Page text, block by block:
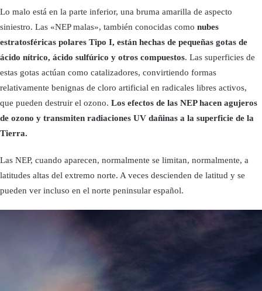
Lo malo está en la parte inferior, una bruma amarilla de aspecto
siniestro. Las «NEP malas», también conocidas como nubes
estratosféricas polares Tipo I, están hechas de pequeñas gotas de
ácido nítrico, ácido sulfúrico y otros compuestos. Las superficies de
estas gotas actúan como catalizadores, convirtiendo formas
relativamente benignas de cloro artificial en radicales libres activos,
que pueden destruir el ozono. Los efectos de las NEP hacen agujeros
de ozono y transmiten radiaciones UV dañinas a la superficie de la
Tierra.
Las NEP, cuando aparecen, normalmente se limitan, normalmente, a
latitudes altas del extremo norte. A veces descienden de latitud y se
pueden ver incluso en el norte peninsular español.